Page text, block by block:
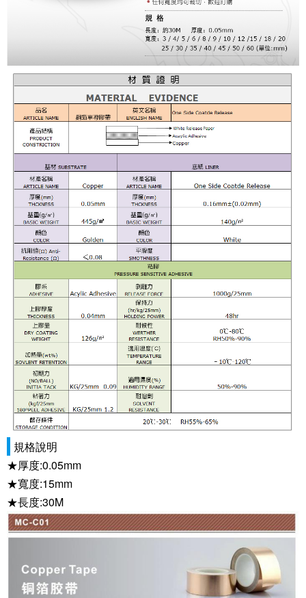
規格說明
★厚度:0.05mm
★寬度:15mm
★長度:30M